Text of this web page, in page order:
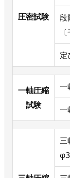
圧密試験 段
定
一軸圧縮
試験
一
一
三